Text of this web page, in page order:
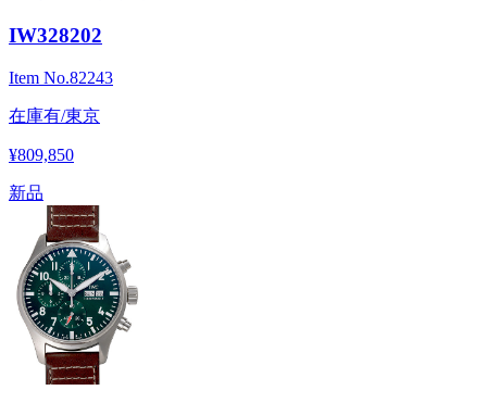
IW328202
Item No.82243
在庫有/東京
¥809,850
新品